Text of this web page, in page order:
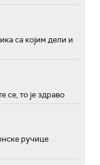
са којим дели и
се, то је здраво
ручице